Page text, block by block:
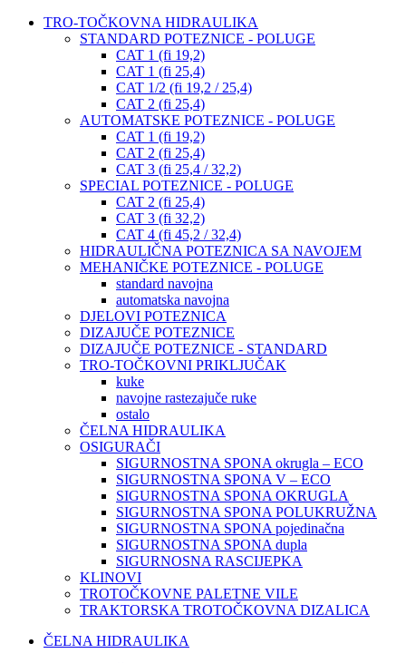
TRO-TOČKOVNA HIDRAULIKA
STANDARD POTEZNICE - POLUGE
CAT 1 (fi 19,2)
CAT 1 (fi 25,4)
CAT 1/2 (fi 19,2 / 25,4)
CAT 2 (fi 25,4)
AUTOMATSKE POTEZNICE - POLUGE
CAT 1 (fi 19,2)
CAT 2 (fi 25,4)
CAT 3 (fi 25,4 / 32,2)
SPECIAL POTEZNICE - POLUGE
CAT 2 (fi 25,4)
CAT 3 (fi 32,2)
CAT 4 (fi 45,2 / 32,4)
HIDRAULIČNA POTEZNICA SA NAVOJEM
MEHANIČKE POTEZNICE - POLUGE
standard navojna
automatska navojna
DJELOVI POTEZNICA
DIZAJUČE POTEZNICE
DIZAJUČE POTEZNICE - STANDARD
TRO-TOČKOVNI PRIKLJUČAK
kuke
navojne rastezajuče ruke
ostalo
ČELNA HIDRAULIKA
OSIGURAČI
SIGURNOSTNA SPONA okrugla – ECO
SIGURNOSTNA SPONA V – ECO
SIGURNOSTNA SPONA OKRUGLA
SIGURNOSTNA SPONA POLUKRUŽNA
SIGURNOSTNA SPONA pojedinačna
SIGURNOSTNA SPONA dupla
SIGURNOSNA RASCIJEPKA
KLINOVI
TROTOČKOVNE PALETNE VILE
TRAKTORSKA TROTOČKOVNA DIZALICA
ČELNA HIDRAULIKA